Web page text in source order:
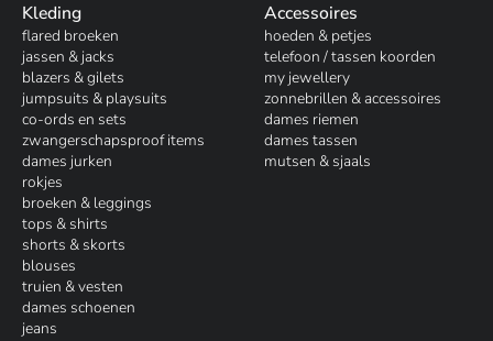
Kleding
flared broeken
jassen & jacks
blazers & gilets
jumpsuits & playsuits
co-ords en sets
zwangerschapsproof items
dames jurken
rokjes
broeken & leggings
tops & shirts
shorts & skorts
blouses
truien & vesten
dames schoenen
jeans
Accessoires
hoeden & petjes
telefoon / tassen koorden
my jewellery
zonnebrillen & accessoires
dames riemen
dames tassen
mutsen & sjaals